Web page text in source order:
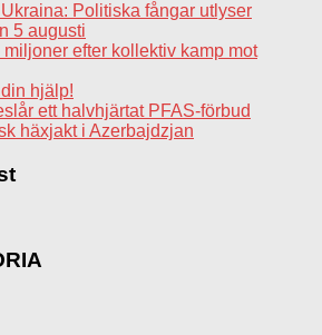
Politiska fångar utlyser
5 augusti
efter kollektiv kamp mot
hjälp!
ett halvhjärtat PFAS-förbud
häxjakt i Azerbajdzjan